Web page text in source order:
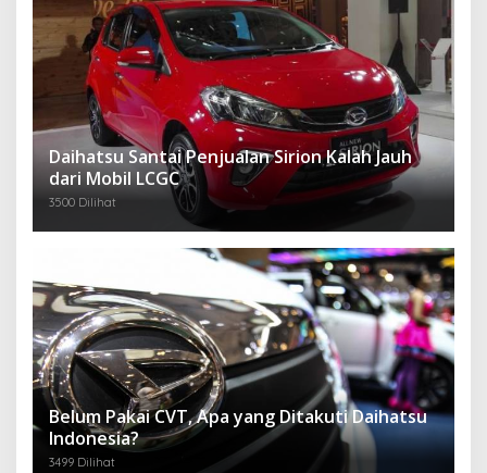
Daihatsu Santai Penjualan Sirion Kalah Jauh
dari Mobil LCGC
3500 Dilihat
Belum Pakai CVT, Apa yang Ditakuti Daihatsu
Indonesia?
3499 Dilihat